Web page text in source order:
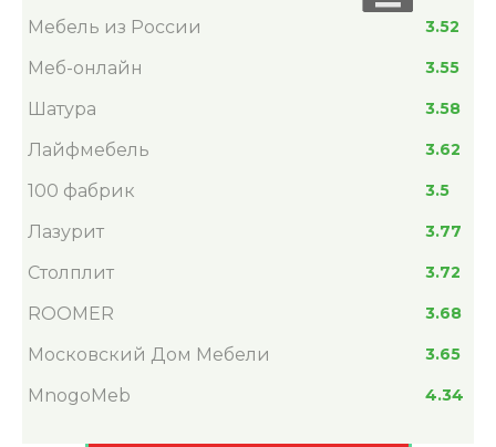
Мебель из России 3.52
Меб-онлайн 3.55
Шатура 3.58
Лайфмебель 3.62
100 фабрик 3.5
Лазурит 3.77
Столплит 3.72
ROOMER 3.68
Московский Дом Мебели 3.65
MnogoMeb 4.34